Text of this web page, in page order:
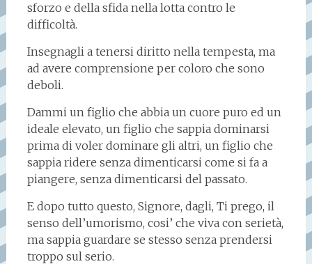
sforzo e della sfida nella lotta contro le
difficoltà.
Insegnagli a tenersi diritto nella tempesta, ma
ad avere comprensione per coloro che sono
deboli.
Dammi un figlio che abbia un cuore puro ed un
ideale elevato, un figlio che sappia dominarsi
prima di voler dominare gli altri, un figlio che
sappia ridere senza dimenticarsi come si fa a
piangere, senza dimenticarsi del passato.
E dopo tutto questo, Signore, dagli, Ti prego, il
senso dell’umorismo, cosi’ che viva con serietà,
ma sappia guardare se stesso senza prendersi
troppo sul serio.